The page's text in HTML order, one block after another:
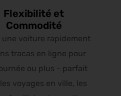
Flexibilité et
Commodité
une voiture rapidement
tracas en ligne pour
ou plus - parfait
voyages en ville, les